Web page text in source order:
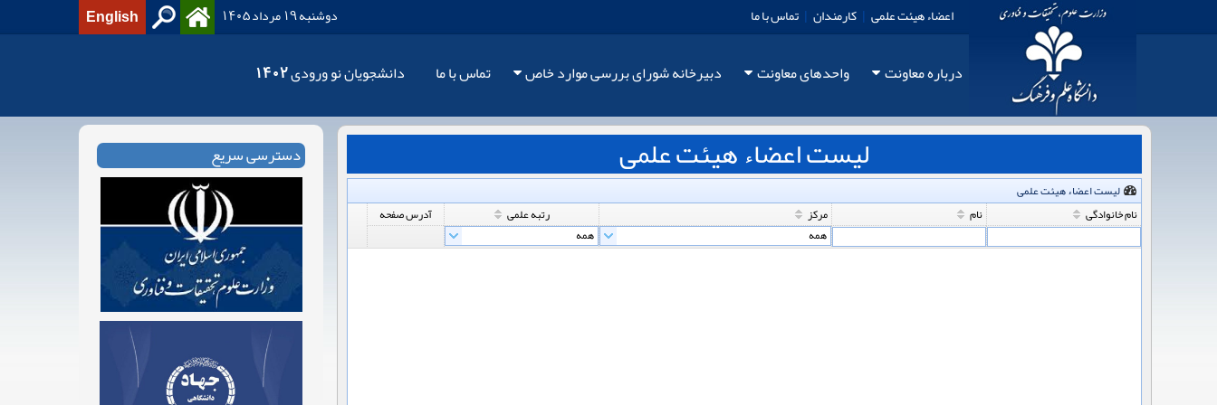
اعضاء هیئت علمی | کارمندان | تماس با ما English دوشنبه 19 مرداد 1405
درباره معاونت واحدهای معاونت دبیرخانه شورای بررسی موارد خاص تماس با ما دانشجویان نو ورودی 1402
لیست اعضاء هیئت علمی
لیست اعضاء هیئت علمی
نام خانوادگی
نام مرکز رتبه علمی آدرس صفحه
دسترسی سریع